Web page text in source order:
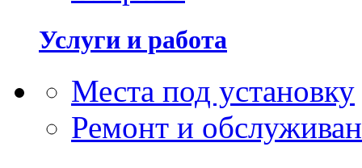
Услуги и работа
Места под установку
Ремонт и